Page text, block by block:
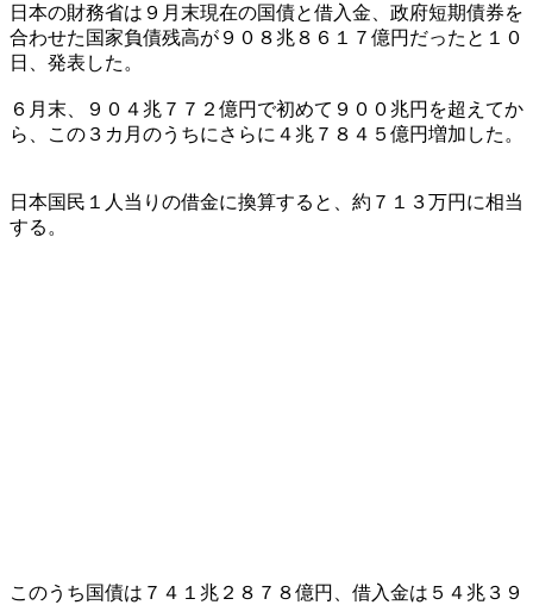
日本の財務省は９月末現在の国債と借入金、政府短期債券を
合わせた国家負債残高が９０８兆８６１７億円だったと１０
日、発表した。
６月末、９０４兆７７２億円で初めて９００兆円を超えてか
ら、この３カ月のうちにさらに４兆７８４５億円増加した。
日本国民１人当りの借金に換算すると、約７１３万円に相当
する。
このうち国債は７４１兆２８７８億円、借入金は５４兆３９